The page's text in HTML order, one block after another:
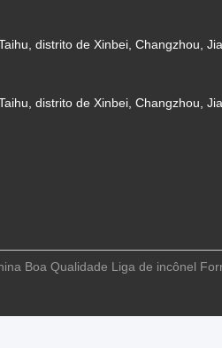
distrito de Xinbei, Changzhou,
distrito de Xinbei, Changzhou,
Boa Qualidade Liga de incônel